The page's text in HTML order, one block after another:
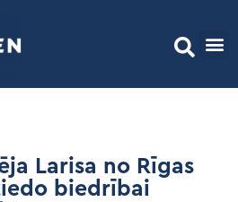
Larisa no Rīgas
biedrībai